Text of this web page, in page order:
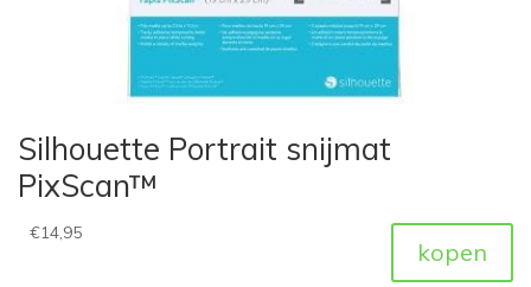
Silhouette Portrait snijmat
PixScan™
€14,95
kopen